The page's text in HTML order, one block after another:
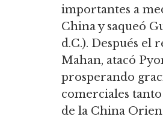
importantes a
China y saqueó
d.C.). Después el
Mahan, atacó
prosperando
comerciales
de la China